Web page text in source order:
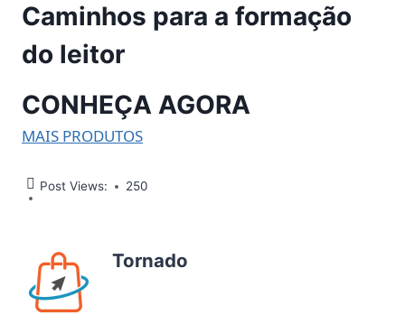
Caminhos para a formação
do leitor
CONHEÇA AGORA
MAIS PRODUTOS
Post Views: 250
Tornado